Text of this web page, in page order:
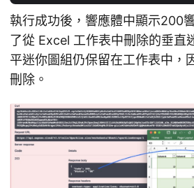
執行成功後，響應體中顯示200
了從 Excel 工作表中刪除的垂直
平迷你圖組仍保留在工作表中，
刪除。